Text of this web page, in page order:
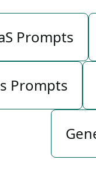
Prompts
Prompts